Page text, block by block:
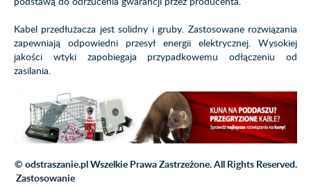
Kabel przedłużacza jest solidny i gruby. Zastosowane rozwiązania
zapewniają odpowiedni przesył energii elektrycznej. Wysokiej
jakości wtyki zapobiegaja przypadkowemu odłączeniu od
zasilania.
© odstraszanie.pl Wszelkie Prawa Zastrzeżone. All Rights Reserved.
Zastosowanie